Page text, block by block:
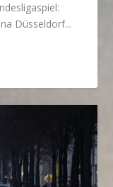
Düsseldorf...